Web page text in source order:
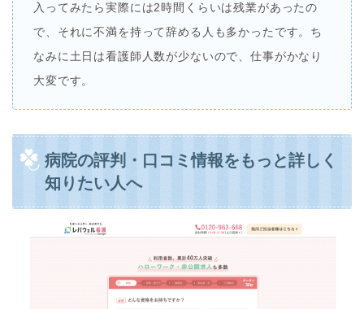
入ってみたら実際には2時間くらいは残業があったの
で、それに不満を持って辞める人も多かったです。ち
なみに土日は看護師人数が少ないので、仕事がかなり
大変です。
病院の評判・口コミ情報をもっと詳しく
知りたい人へ